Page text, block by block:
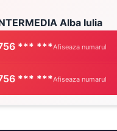
Alba Iulia
*** ***Afiseaza numarul
*** ***Afiseaza numarul